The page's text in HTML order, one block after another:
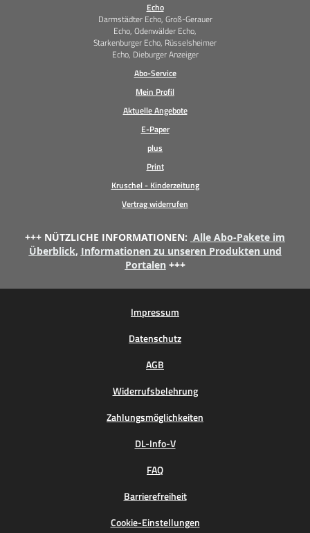
Echo
Darmstädter Echo, Groß-Gerauer
Echo, Odenwälder Echo,
Starkenburger Echo, Rüsselsheimer
Echo, Dieburger Anzeiger
Abo-Service
Mein Profil
Aktuelle Angebote
E-Paper
plus
Print
Kruschel - Kinderzeitung
Vertrag widerrufen
+++ NÜTZLICHE INFORMATIONEN: Alle Abo-Pakete im
Überblick, Informationen zu unseren Produkten und
Portalen +++
Impressum
Datenschutz
AGB
Widerrufsbelehrung
Zahlungsmöglichkeiten
DL-Info-V
FAQ
Barrierefreiheit
Cookie-Einstellungen